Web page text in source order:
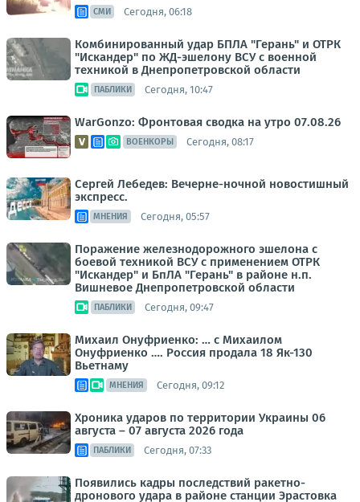
СМИ Сегодня, 06:18
Комбинированный удар БПЛА "Герань" и ОТРК
"Искандер" по ЖД-эшелону ВСУ с военной
техникой в Днепропетровской области
ПАБЛИКИ Сегодня, 10:47
WarGonzo: Фронтовая сводка на утро 07.08.26
ВОЕНКОРЫ Сегодня, 08:17
Сергей Лебедев: Вечерне-ночной новостишный
экспресс.
МНЕНИЯ Сегодня, 05:57
Поражение железнодорожного эшелона с
боевой техникой ВСУ с применением ОТРК
"Искандер" и БпЛА "Герань" в районе н.п.
Вишневое Днепропетровской области
ПАБЛИКИ Сегодня, 09:47
Михаил Онуфриенко: … с Михаилом
Онуфриенко …. Россия продала 18 Як-130
Вьетнаму
МНЕНИЯ Сегодня, 09:12
Хроника ударов по территории Украины 06
августа – 07 августа 2026 года
ПАБЛИКИ Сегодня, 07:33
Появились кадры последствий ракетно-
дронового удара в районе станции Эрастовка